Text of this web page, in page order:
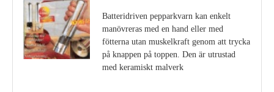
Batteridriven pepparkvarn kan enkelt
manövreras med en hand eller med
fötterna utan muskelkraft genom att trycka
på knappen på toppen. Den är utrustad
med keramiskt malverk